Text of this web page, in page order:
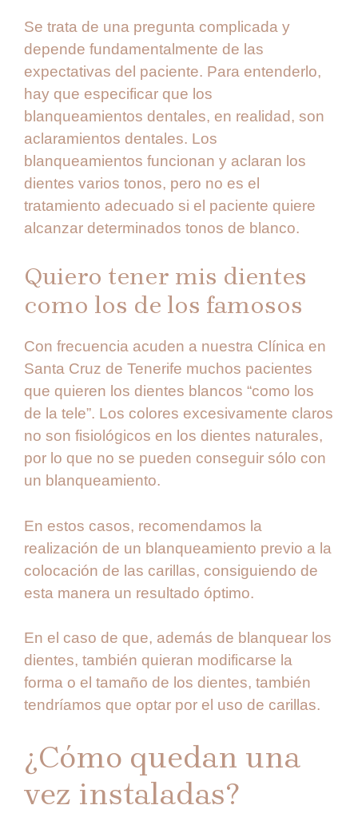
Se trata de una pregunta complicada y
depende fundamentalmente de las
expectativas del paciente. Para entenderlo,
hay que especificar que los
blanqueamientos dentales, en realidad, son
aclaramientos dentales. Los
blanqueamientos funcionan y aclaran los
dientes varios tonos, pero no es el
tratamiento adecuado si el paciente quiere
alcanzar determinados tonos de blanco.
Quiero tener mis dientes
como los de los famosos
Con frecuencia acuden a nuestra Clínica en
Santa Cruz de Tenerife muchos pacientes
que quieren los dientes blancos “como los
de la tele”. Los colores excesivamente claros
no son fisiológicos en los dientes naturales,
por lo que no se pueden conseguir sólo con
un blanqueamiento.
En estos casos, recomendamos la
realización de un blanqueamiento previo a la
colocación de las carillas, consiguiendo de
esta manera un resultado óptimo.
En el caso de que, además de blanquear los
dientes, también quieran modificarse la
forma o el tamaño de los dientes, también
tendríamos que optar por el uso de carillas.
¿Cómo quedan una
vez instaladas?